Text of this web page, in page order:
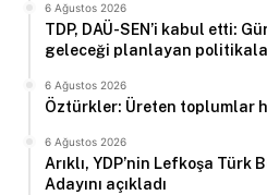
6 Ağustos 2026
TDP, DAÜ-SEN’i kabul etti:
geleceği planlayan
6 Ağustos 2026
Öztürkler: Üreten toplumlar
6 Ağustos 2026
Arıklı, YDP’nin Lefkoşa Türk
Adayını açıkladı